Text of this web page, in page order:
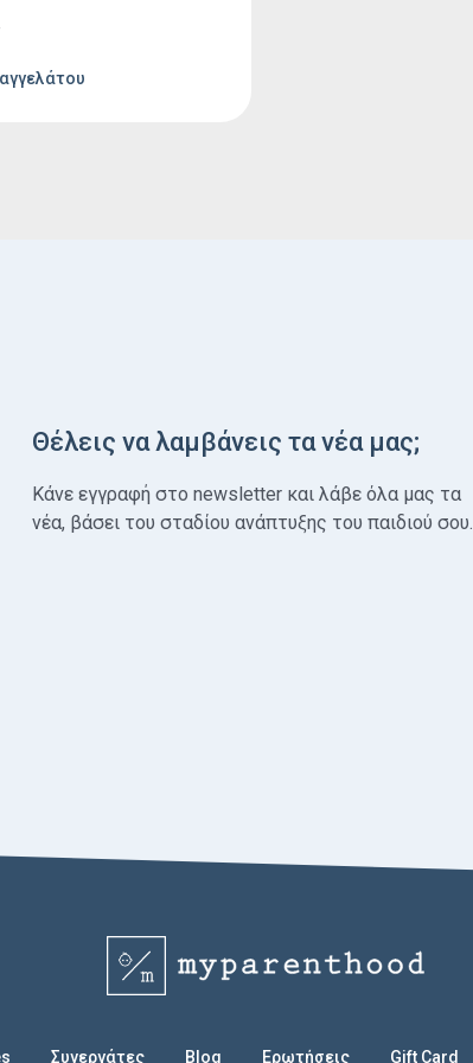
των πρώτων
η κατάλληλη
μπορούν να βοηθήσουν
το παιδί αλλά και την
Θέλεις να λαμβάνεις τα νέα μας;
Κάνε εγγραφή στο newsletter και λάβε όλα μας τα
νέα, βάσει του σταδίου ανάπτυξης του παιδιού σου.
Συνεργάτες Blog Eρωτήσεις Gift Card